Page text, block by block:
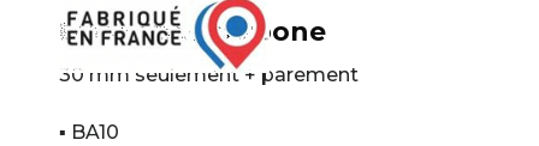
ECO+ : bas carbone
30 mm seulement + parement
▪ BA10